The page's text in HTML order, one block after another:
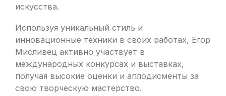
искусства.
Используя уникальный стиль и
инновационные техники в своих работах, Егор
Мисливец активно участвует в
международных конкурсах и выставках,
получая высокие оценки и аплодисменты за
свою творческую мастерство.